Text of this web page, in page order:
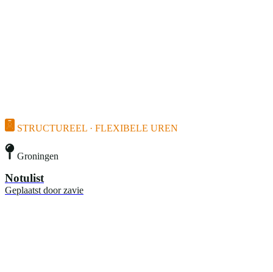
STRUCTUREEL · FLEXIBELE UREN
Groningen
Notulist
Geplaatst door zavie